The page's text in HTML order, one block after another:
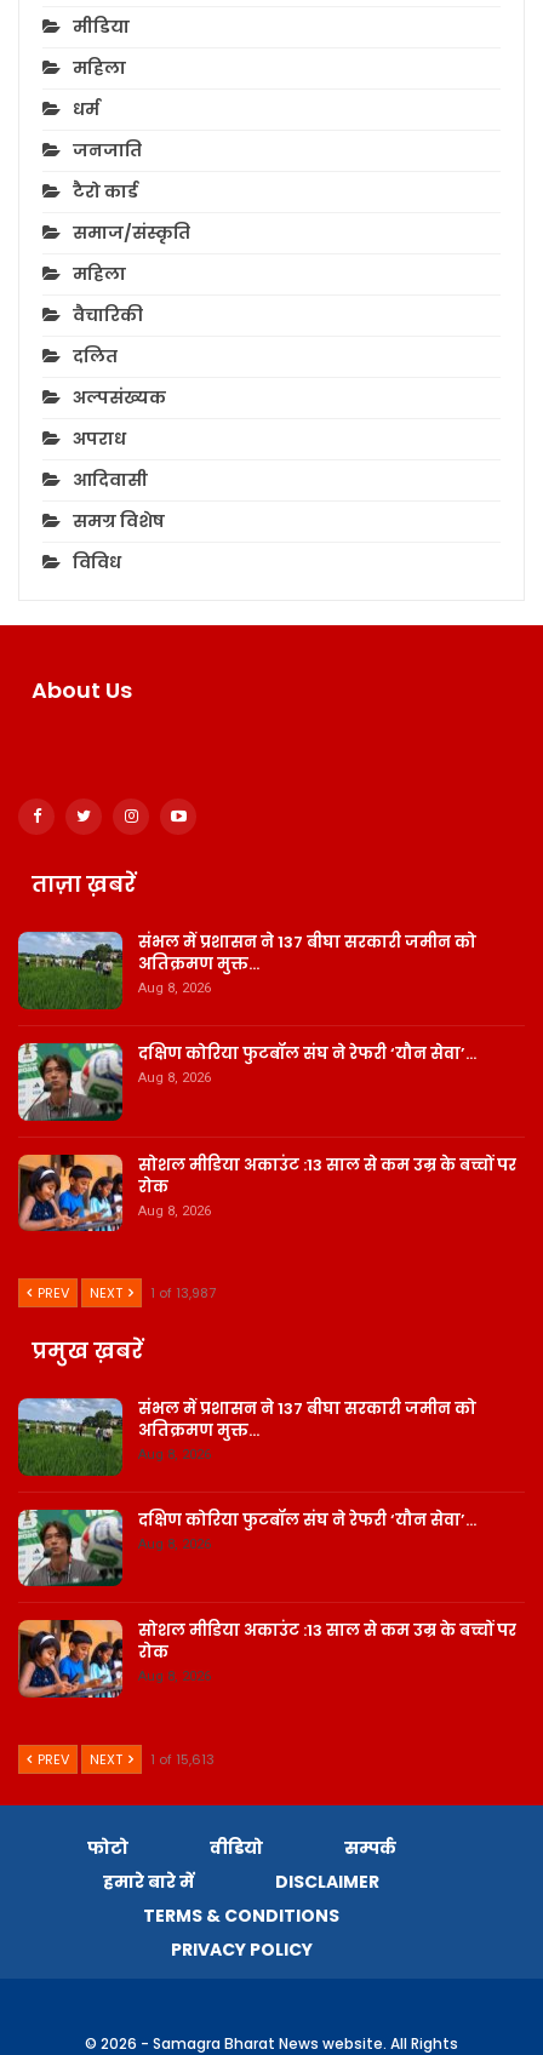
मीडिया
महिला
धर्म
जनजाति
टैरो कार्ड
समाज/संस्कृति
महिला
वैचारिकी
दलित
अल्पसंख्यक
अपराध
आदिवासी
समग्र विशेष
विविध
About Us
ताज़ा ख़बरें
संभल में प्रशासन ने 137 बीघा सरकारी जमीन को
अतिक्रमण मुक्त…
Aug 8, 2026
दक्षिण कोरिया फुटबॉल संघ ने रेफरी ‘यौन सेवा’…
Aug 8, 2026
सोशल मीडिया अकाउंट :13 साल से कम उम्र के बच्चों पर
रोक
Aug 8, 2026
PREV NEXT 1 of 13,987
प्रमुख ख़बरें
संभल में प्रशासन ने 137 बीघा सरकारी जमीन को
अतिक्रमण मुक्त…
Aug 8, 2026
दक्षिण कोरिया फुटबॉल संघ ने रेफरी ‘यौन सेवा’…
Aug 8, 2026
सोशल मीडिया अकाउंट :13 साल से कम उम्र के बच्चों पर
रोक
Aug 8, 2026
PREV NEXT 1 of 15,613
फोटो वीडियो
सम्पर्क
हमारे बारे में
DISCLAIMER
TERMS & CONDITIONS
PRIVACY POLICY
© 2026 - Samagra Bharat News website. All Rights